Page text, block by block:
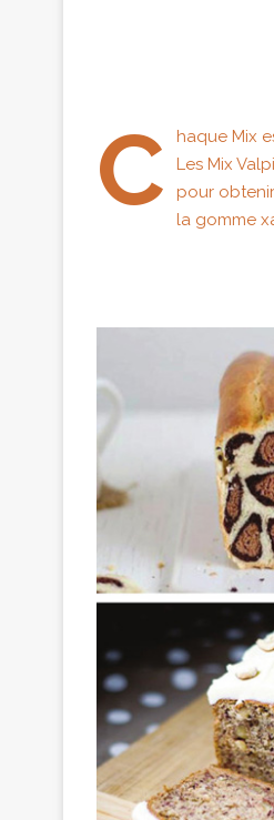
C
haque Mix
Les Mix
pour
la gomme